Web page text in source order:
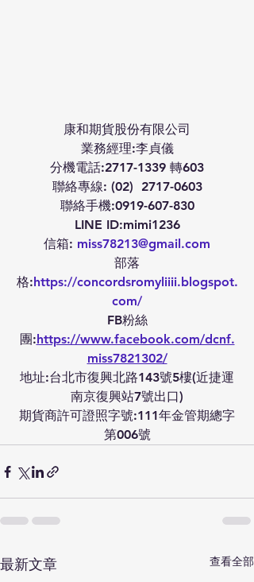
康和期貨股份有限公司
業務經理:李貞儀
分機電話:2717-1339 轉603
聯絡專線: (02)  2717-0603
聯絡手機:0919-607-830
LINE ID:mimi1236
信箱: miss78213@gmail.com
部落
格: https://concordsromyliiii.blogspot.
com/
FB粉絲
團: https://www.facebook.com/dcnf.
miss7821302/
地址:台北市復興北路143號5樓(近捷運
南京復興站7號出口)
期貨商許可證照字號:111年金管期總字
第006號
最新文章 查看全部